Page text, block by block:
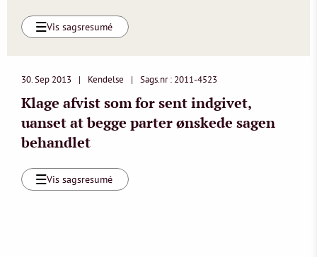
Vis sagsresumé
30. Sep 2013 Kendelse Sags.nr : 2011-4523
Klage afvist som for sent indgivet,
uanset at begge parter ønskede sagen
behandlet
Vis sagsresumé